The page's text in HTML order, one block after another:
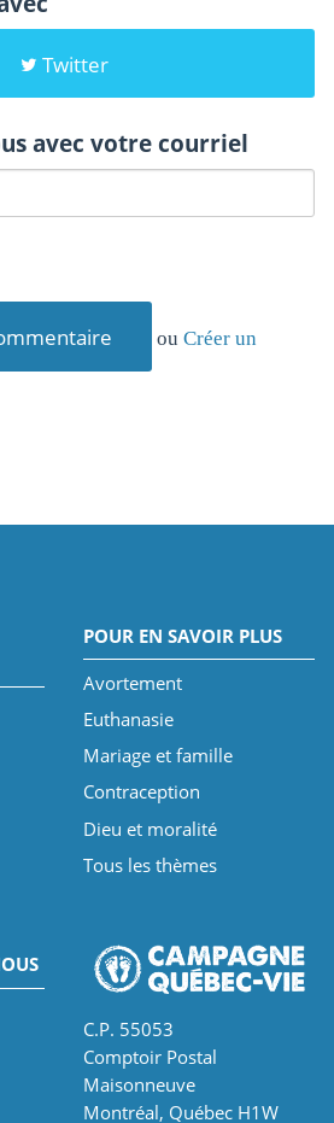
Twitter
avec votre courriel
ouCréer un
POUR EN SAVOIR PLUS
Avortement
Euthanasie
Mariage et famille
Contraception
Dieu et moralité
Tous les thèmes
C.P. 55053
Comptoir Postal
Maisonneuve
Montréal, Québec H1W